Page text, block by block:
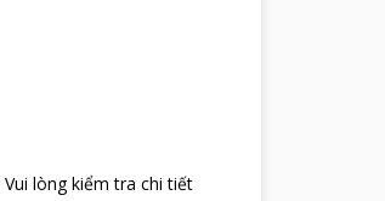
Vui lòng kiểm tra chi tiết